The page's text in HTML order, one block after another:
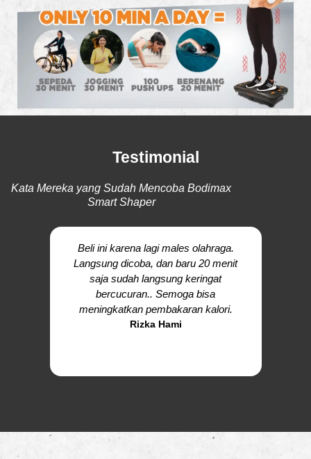
Testimonial
Kata Mereka yang Sudah Mencoba Bodimax
Smart Shaper
Beli ini karena lagi males olahraga.
Langsung dicoba, dan baru 20 menit
saja sudah langsung keringat
bercucuran.. Semoga bisa
meningkatkan pembakaran kalori.
Rizka Hami